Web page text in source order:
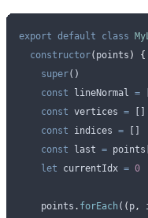
export default class
  constructor
( points )
{
    super
()
    const
lineNormal =
    const
vertices = []
    const
indices = []
    const
last = points
    let
currentIdx = 0
    points
. forEach ( ( p ,